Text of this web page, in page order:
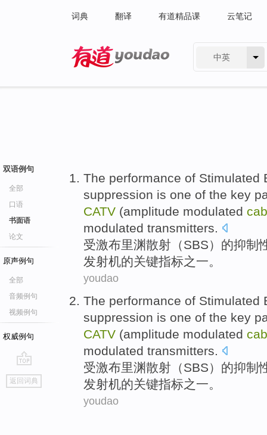
词典 翻译 有道精品课 云笔记
中英
双语例句
全部
口语
书面语
论文
原声例句
全部
音频例句
视频例句
权威例句
go
top
返回词典
The performance of Stimulated
suppression is one of the key
CATV (amplitude modulated
modulated transmitters.
受激布里渊散射 （SBS） 的抑制
发射机的关键指标之一。
youdao
The performance of Stimulated
suppression is one of the key
CATV (amplitude modulated
modulated transmitters.
受激布里渊散射 （SBS） 的抑制
发射机的关键指标之一。
youdao